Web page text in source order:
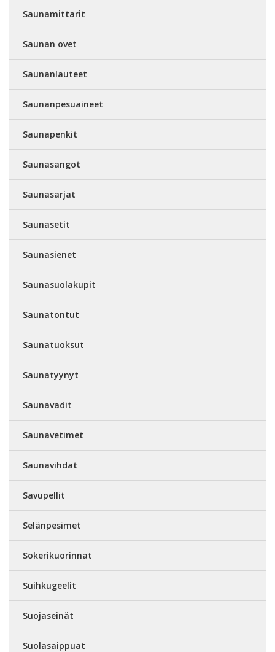
Saunamittarit
Saunan ovet
Saunanlauteet
Saunanpesuaineet
Saunapenkit
Saunasangot
Saunasarjat
Saunasetit
Saunasienet
Saunasuolakupit
Saunatontut
Saunatuoksut
Saunatyynyt
Saunavadit
Saunavetimet
Saunavihdat
Savupellit
Selänpesimet
Sokerikuorinnat
Suihkugeelit
Suojaseinät
Suolasaippuat